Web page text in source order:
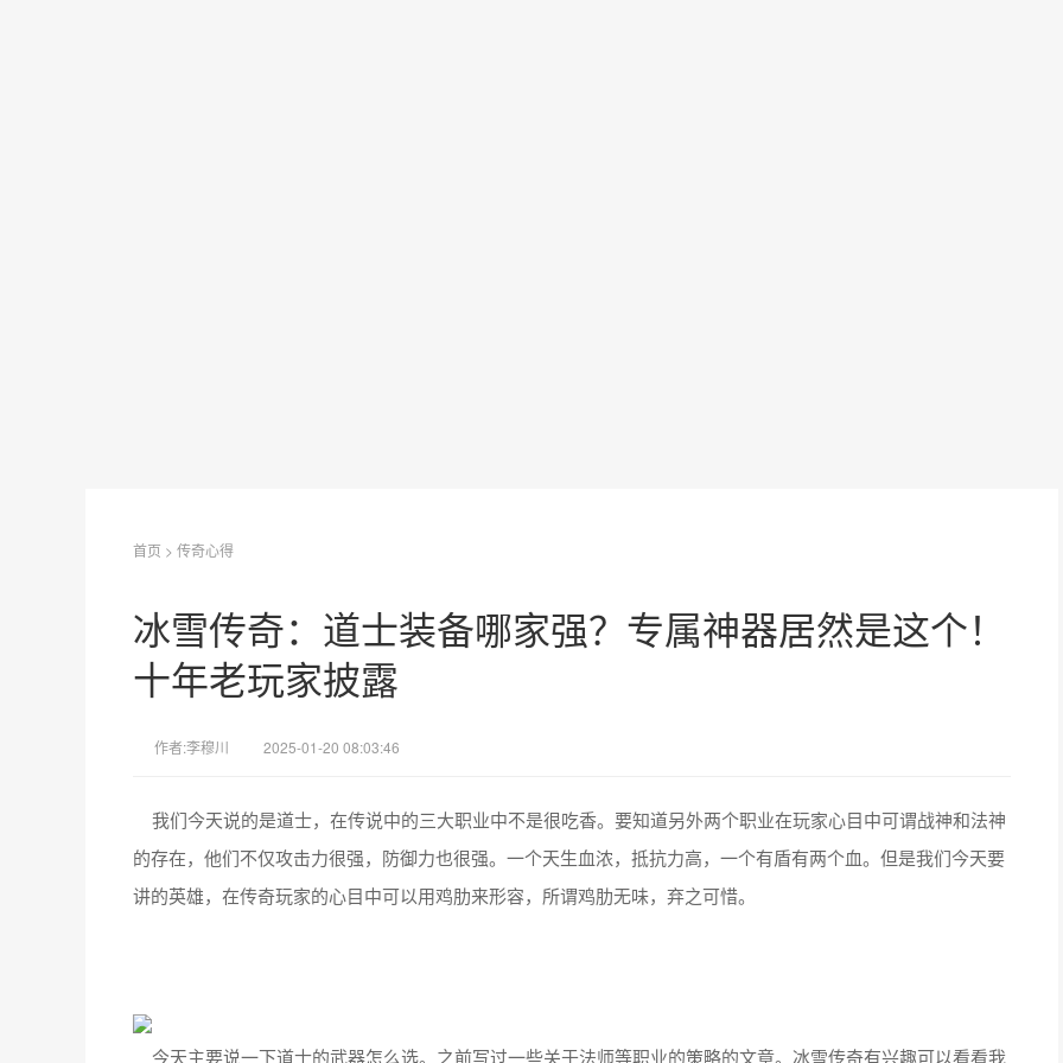
首页 > 传奇心得
冰雪传奇：道士装备哪家强？专属神器居然是这个！
十年老玩家披露
作者:李穆川 2025-01-20 08:03:46
我们今天说的是道士，在传说中的三大职业中不是很吃香。要知道另外两个职业在玩家心目中可谓战神和法神
的存在，他们不仅攻击力很强，防御力也很强。一个天生血浓，抵抗力高，一个有盾有两个血。但是我们今天要
讲的英雄，在传奇玩家的心目中可以用鸡肋来形容，所谓鸡肋无味，弃之可惜。
今天主要说一下道士的武器怎么选。之前写过一些关于法师等职业的策略的文章。冰雪传奇有兴趣可以看看我